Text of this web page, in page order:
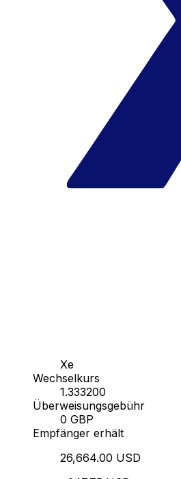
Xe
Wechselkurs
1.333200
Überweisungsgebühr
0 GBP
Empfänger erhält
26,664.00 USD